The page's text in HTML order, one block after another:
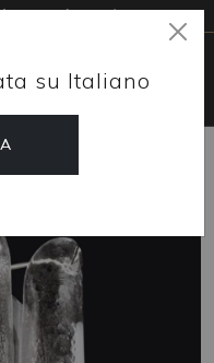
su Italiano
monde entier